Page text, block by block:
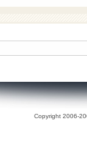
Copyright 2006-